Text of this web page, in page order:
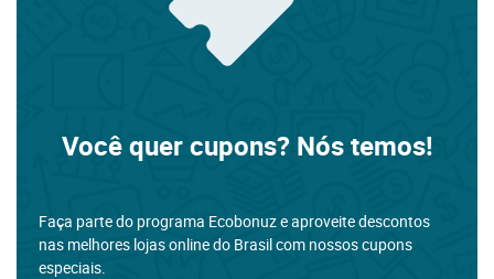
Você quer cupons? Nós temos!
Faça parte do programa Ecobonuz e aproveite descontos
nas melhores lojas online do Brasil com nossos cupons
especiais.